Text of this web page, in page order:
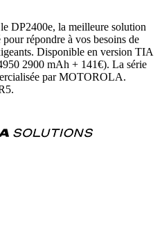
DP2400e, la meilleure solution
répondre à vos besoins de
Disponible en version TIA
2900 mAh + 141€). La série
par MOTOROLA.